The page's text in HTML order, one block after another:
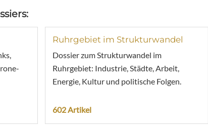
Ruhrgebiet im Strukturwandel
Dossier zum Strukturwandel im
Ruhrgebiet: Industrie, Städte, Arbeit,
Energie, Kultur und politische Folgen.
602 Artikel